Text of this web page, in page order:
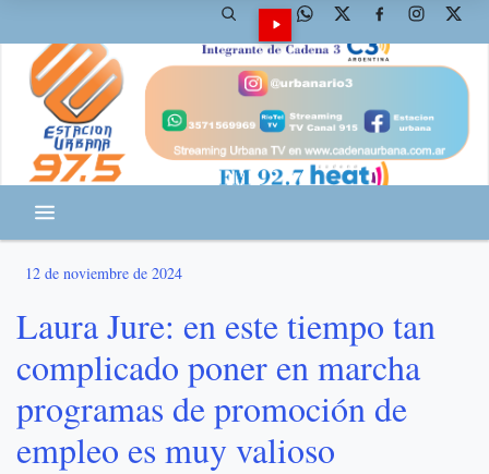
12 de noviembre de 2024
Laura Jure: en este tiempo tan
complicado poner en marcha
programas de promoción de
empleo es muy valioso